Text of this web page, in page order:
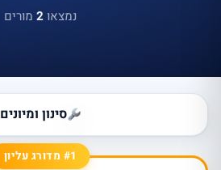
נמצאו2 מורים
סינון ומיונים
#1 מדורג עליון